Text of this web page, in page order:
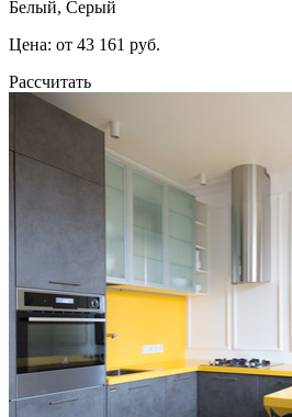
Белый, Серый
Цена: от 43 161 руб.
Рассчитать